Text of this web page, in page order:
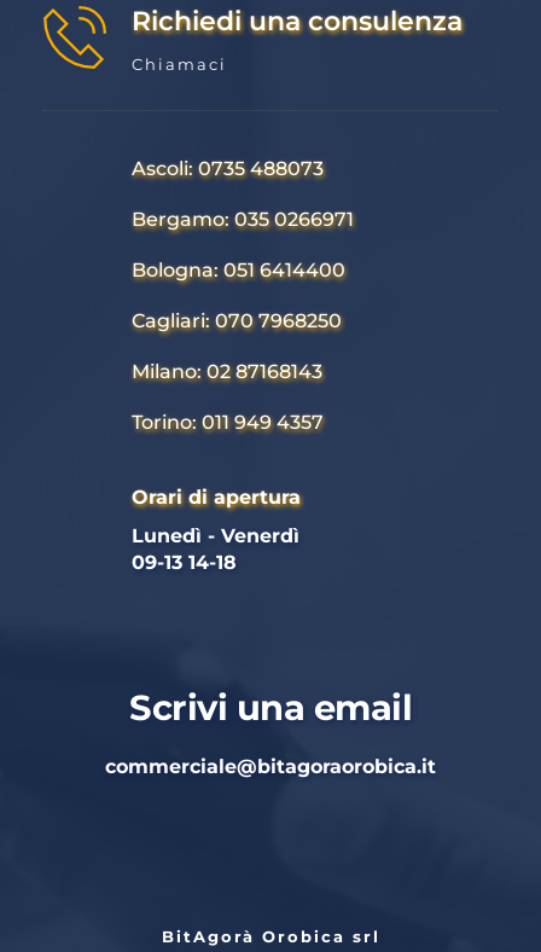
Richiedi una consulenza
Chiamaci
Ascoli: 0735 488073
Bergamo: 035 0266971
Bologna: 051 6414400
Cagliari: 070 7968250
Milano: 02 87168143
Torino: 011 949 4357
Orari di apertura
Lunedì - Venerdì
09-13 14-18
Scrivi una email
commerciale@bitagoraorobica.it
BitAgorà Orobica srl